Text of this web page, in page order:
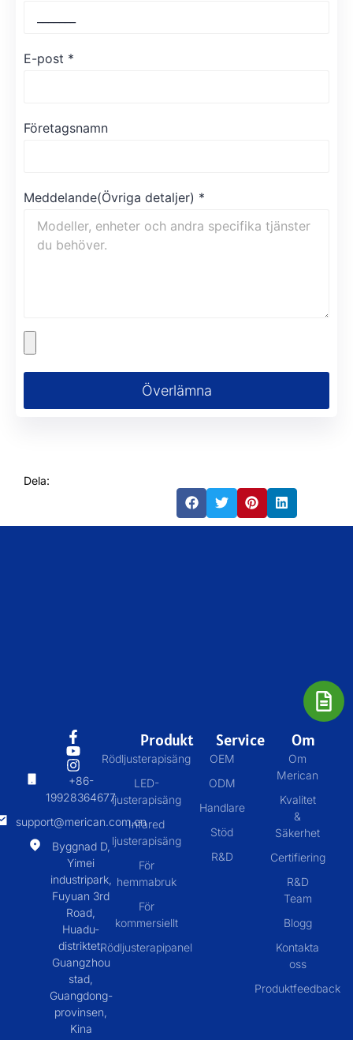
E-post *
Företagsnamn
Meddelande(Övriga detaljer) *
Överlämna
Dela:
+86-
19928364677
support@merican.com.cn
Byggnad D,
Yimei
industripark,
Fuyuan 3rd
Road,
Huadu-
distriktet,
Guangzhou
stad,
Guangdong-
provinsen,
Kina
Produkt
Rödljusterapisäng
LED-
ljusterapisäng
Infared
ljusterapisäng
För
hemmabruk
För
kommersiellt
Rödljusterapipanel
Service
OEM
ODM
Handlare
Stöd
R&D
Om
Om
Merican
Kvalitet
&
Säkerhet
Certifiering
R&D
Team
Blogg
Kontakta
oss
Produktfeedback